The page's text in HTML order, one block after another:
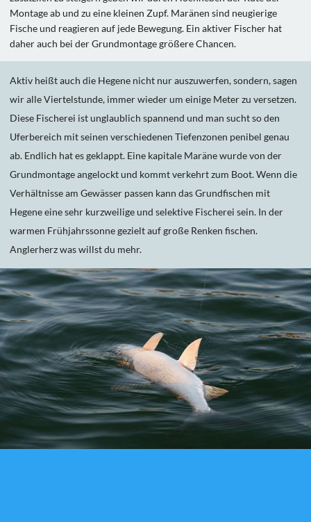
Montage ab und zu eine kleinen Zupf. Maränen sind neugierige
Fische und reagieren auf jede Bewegung. Ein aktiver Fischer hat
daher auch bei der Grundmontage größere Chancen.
Aktiv heißt auch die Hegene nicht nur auszuwerfen, sondern, sagen
wir alle Viertelstunde, immer wieder um einige Meter zu versetzen.
Diese Fischerei ist unglaublich spannend und man sucht so den
Uferbereich mit seinen verschiedenen Tiefenzonen penibel genau
ab. Endlich hat es geklappt. Eine kapitale Maräne wurde von der
Grundmontage angelockt und kommt verkehrt zum Boot. Wenn die
Verhältnisse am Gewässer passen kann das Grundfischen mit
Hegene eine sehr kurzweilige und selektive Fischerei sein. In der
warmen Frühjahrssonne gezielt auf große Renken fischen.
Anglerherz was willst du mehr.